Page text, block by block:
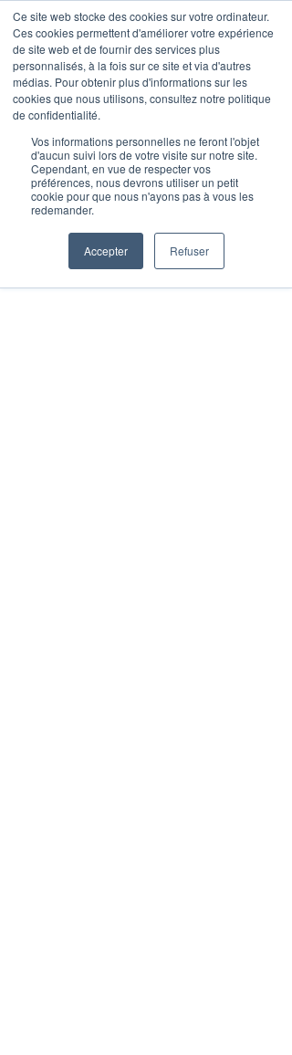
Ce site web stocke des cookies sur votre ordinateur.
Ces cookies permettent d'améliorer votre expérience
de site web et de fournir des services plus
personnalisés, à la fois sur ce site et via d'autres
médias. Pour obtenir plus d'informations sur les
cookies que nous utilisons, consultez notre politique
de confidentialité.
Vos informations personnelles ne feront l'objet
d'aucun suivi lors de votre visite sur notre site.
Cependant, en vue de respecter vos
préférences, nous devrons utiliser un petit
cookie pour que nous n'ayons pas à vous les
redemander.
Accepter Refuser
Articles de blog